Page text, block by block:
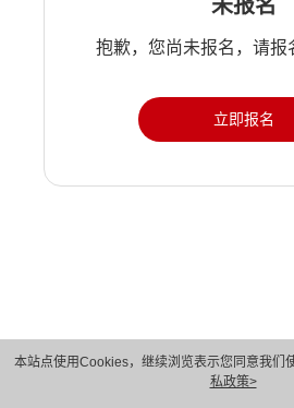
本站点使用Cookies，继续浏览表示您同意我们
私政策>
未报名
抱歉，您尚未报名，请报
立即报名
版权所有 © 华为技术有限公司 1998-2026。 保
隐私保护
法律声明